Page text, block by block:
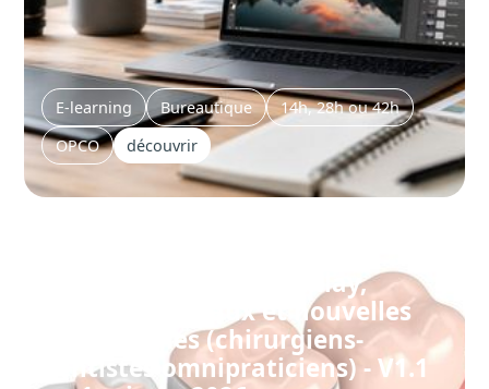
E-learning Bureautique
14h, 28h ou 42h
OPCO
découvrir
Formation dentiste : Inlay,
Onlay, matériaux et nouvelles
technologies (chirurgiens-
dentistes omnipraticiens) - V1.1